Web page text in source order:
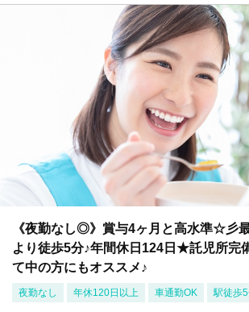
《夜勤なし◎》賞与4ヶ月と高水準☆彡
より徒歩5分♪年間休日124日★託児所完
て中の方にもオススメ♪
夜勤なし 年休120日以上 車通勤OK 駅徒歩